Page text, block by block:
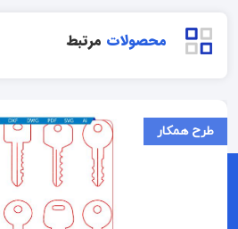
محصولات مرتبط
طرح همکار